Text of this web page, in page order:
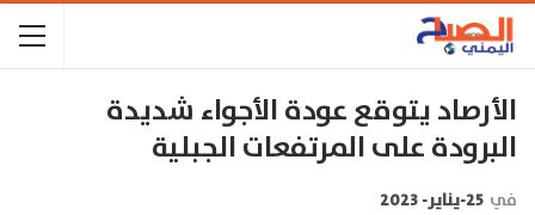
الأرصاد يتوقع عودة الأجواء شديدة
البرودة على المرتفعات الجبلية
في 25-يناير- 2023